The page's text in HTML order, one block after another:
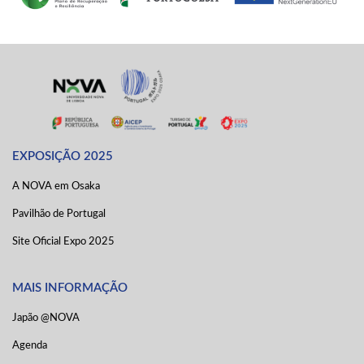
EXPOSIÇÃO 2025
A NOVA em Osaka
Pavilhão de Portugal
Site Oficial Expo 2025
MAIS INFORMAÇÃO
Japão @NOVA
Agenda